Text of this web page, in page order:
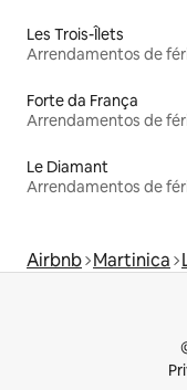
Les Trois-Îlets
Arrendamentos de
Forte da França
Arrendamentos de
Le Diamant
Arrendamentos de
Airbnb Martinica